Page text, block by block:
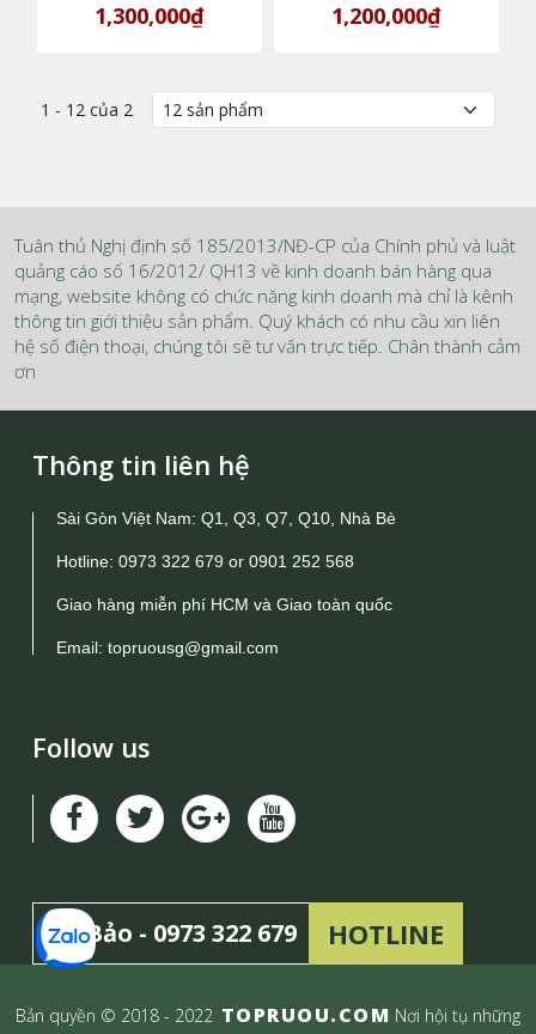
1,300,000₫ 1,200,000₫
1 - 12 của 2
Tuân thủ Nghị định số 185/2013/NĐ-CP của Chính phủ và luật
quảng cáo số 16/2012/ QH13 về kinh doanh bán hàng qua
mạng, website không có chức năng kinh doanh mà chỉ là kênh
thông tin giới thiệu sản phẩm. Quý khách có nhu cầu xin liên
hệ số điện thoại, chúng tôi sẽ tư vấn trực tiếp. Chân thành cảm
ơn
Thông tin liên hệ
Sài Gòn Việt Nam: Q1, Q3, Q7, Q10, Nhà Bè
Hotline: 0973 322 679 or 0901 252 568
Giao hàng miễn phí HCM và Giao toàn quốc
Email: topruousg@gmail.com
Follow us
Mr Bảo - 0973 322 679 HOTLINE
Bản quyền © 2018 - 2022 TOPRUOU.COM Nơi hội tụ những